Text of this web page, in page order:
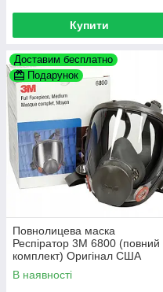
Купити
Доставим бесплатно
Подарунок
Повнолицева маска
Респіратор 3М 6800 (повний
комплект) Оригінал США
В наявності